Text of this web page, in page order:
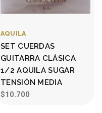
AQUILA
SET CUERDAS
GUITARRA CLÁSICA
1/2 AQUILA SUGAR
TENSIÓN MEDIA
$10.700